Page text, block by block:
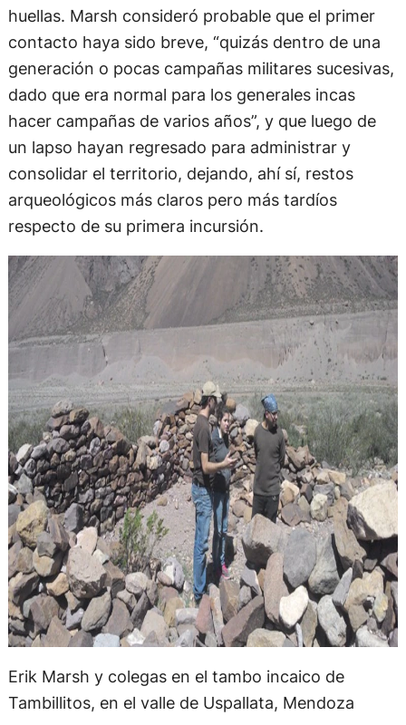
huellas. Marsh consideró probable que el primer
contacto haya sido breve, “quizás dentro de una
generación o pocas campañas militares sucesivas,
dado que era normal para los generales incas
hacer campañas de varios años”, y que luego de
un lapso hayan regresado para administrar y
consolidar el territorio, dejando, ahí sí, restos
arqueológicos más claros pero más tardíos
respecto de su primera incursión.
Erik Marsh y colegas en el tambo incaico de
Tambillitos, en el valle de Uspallata, Mendoza